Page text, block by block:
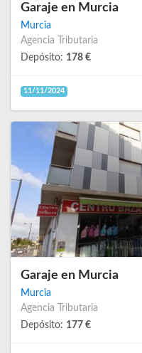
Garaje en Murcia
Murcia
Agencia Tributaria
Depósito: 178 €
11/11/2024
Garaje en Murcia
Murcia
Agencia Tributaria
Depósito: 177 €